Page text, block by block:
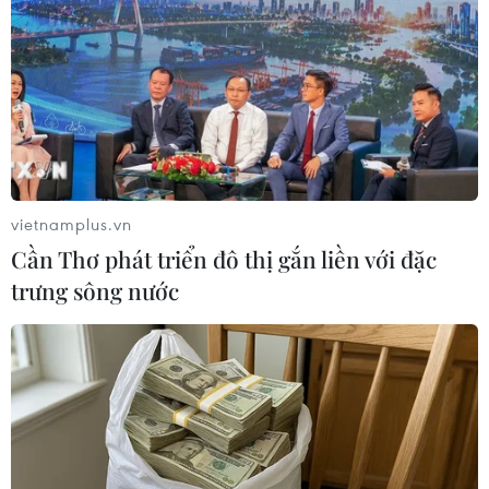
Nam còn hơn 1.137 tỷ đồng
20/01/2022 12:44
Tính đến thời điểm hiện nay, Ban Quản lý Quỹ vaccine
phòng COVID-19 đã chi từ quỹ 7.671,5 tỷ đồng, trong số
đó, chi mua vaccine 7.666,9 tỷ đồng, chi hỗ trợ nghiên
cứu, thử nghiệm vaccine 4,6 tỷ đồng.
vietnamplus.vn
Cần Thơ phát triển đô thị gắn liền với đặc
trưng sông nước